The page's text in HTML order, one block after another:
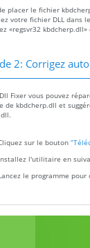
placer le fichier
votre fichier DLL dans
«regsvr32
2: Corrigez
Fixer vous pouvez
de kbdcherp.dll et
sur le bouton
l'utilitaire en
le programme